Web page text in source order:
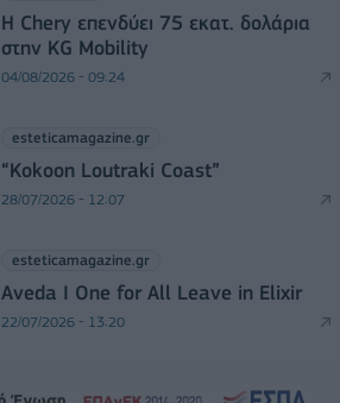
Η Chery επενδύει 75 εκατ. δολάρια
στην KG Mobility
04/08/2026 - 09:24
esteticamagazine.gr
“Kokoon Loutraki Coast”
28/07/2026 - 12:07
esteticamagazine.gr
Aveda I One for All Leave in Elixir
22/07/2026 - 13:20